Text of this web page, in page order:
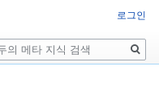
로그인